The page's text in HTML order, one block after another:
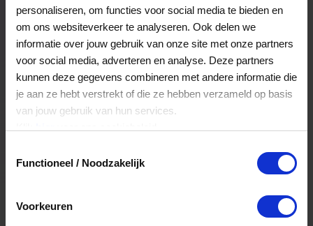
personaliseren, om functies voor social media te bieden en
om ons websiteverkeer te analyseren. Ook delen we
informatie over jouw gebruik van onze site met onze partners
voor social media, adverteren en analyse. Deze partners
kunnen deze gegevens combineren met andere informatie die
je aan ze hebt verstrekt of die ze hebben verzameld op basis
van jouw gebruik van hun services.
Functioneel / Noodzakelijk
Voorkeuren
Maak account aan